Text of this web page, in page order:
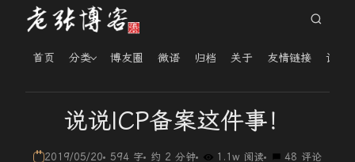
首页 分类 博友圈 微语 归档 关于 友情链接 读者
说说ICP备案这件事！
2019/05/20 594 字 约 2 分钟 1.1w 阅读 48 评论